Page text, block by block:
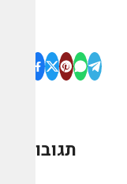
תגובות